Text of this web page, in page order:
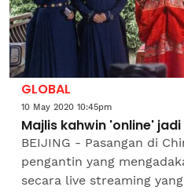
GLOBAL
10 May 2020 10:45pm
Majlis kahwin 'online'
BEIJING - Pasangan di
pengantin yang
secara live streaming